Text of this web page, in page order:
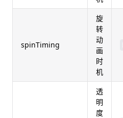
spinTiming
旋
转
动
画
时
机
透
明
度